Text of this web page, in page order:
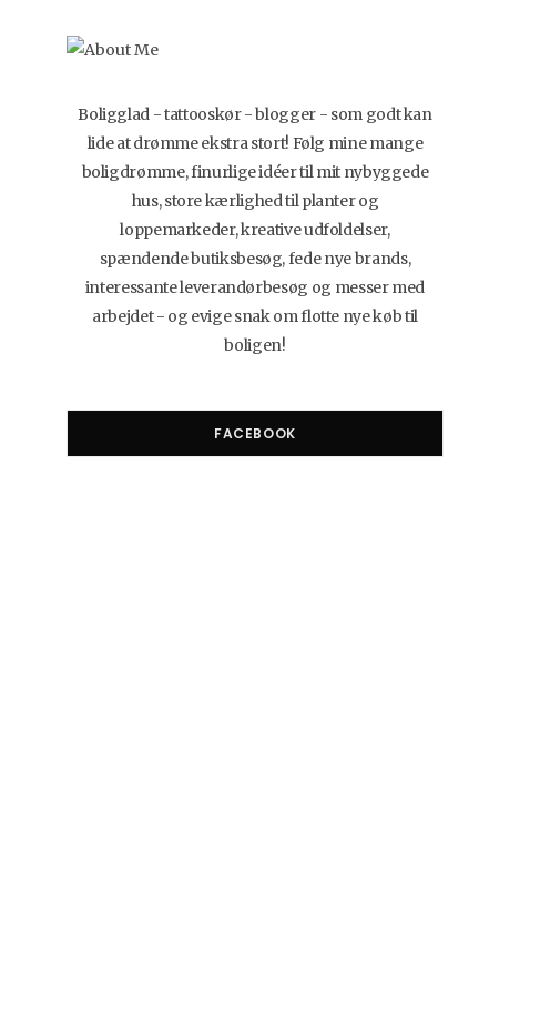
Boligglad - tattooskør - blogger - som godt kan
lide at drømme ekstra stort! Følg mine mange
boligdrømme, finurlige idéer til mit nybyggede
hus, store kærlighed til planter og
loppemarkeder, kreative udfoldelser,
spændende butiksbesøg, fede nye brands,
interessante leverandørbesøg og messer med
arbejdet - og evige snak om flotte nye køb til
boligen!
FACEBOOK